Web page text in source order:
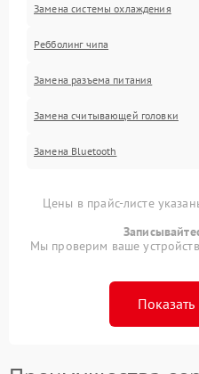
Замена системы охлаждения
Ребболинг чипа
Замена разъема питания
Замена считывающей головки
Замена Bluetooth
Цены в прайс-листе
Мы проверим ваше
Показать